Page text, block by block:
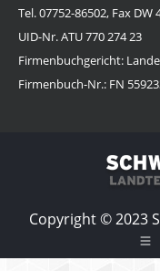
Tel. 07752-86502, Fax DW
UID-Nr. ATU 770 274 23
Firmenbuchgericht:
Firmenbuch-Nr.: FN
Copyright © 2023